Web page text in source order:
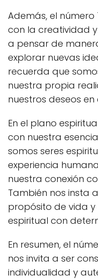
Además, el
con la creatividad y
a pensar de
explorar nuevas
recuerda que
nuestra propia
nuestros deseos
En el plano
con nuestra
somos seres
experiencia
nuestra conexión
También nos insta
propósito de vida
espiritual con
En resumen, el
nos invita a ser
individualidad y